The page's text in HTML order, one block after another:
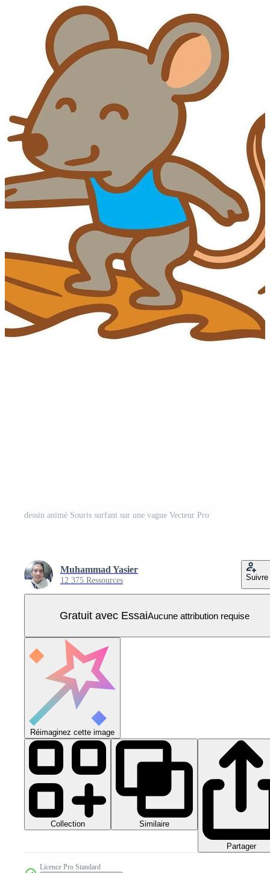
dessin animé Souris surfant sur une vague Vecteur Pro
Muhammad Yasier
12 375 Ressources Suivre
Gratuit avec EssaiAucune attribution requise
Réimaginez cette image
Collection Similaire
Partager
Licence Pro Standard